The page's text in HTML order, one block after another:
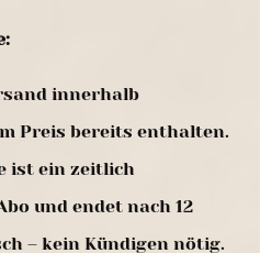
innerhalb
Preis bereits enthalten.
ist ein zeitlich
und endet nach 12
– kein Kündigen nötig.